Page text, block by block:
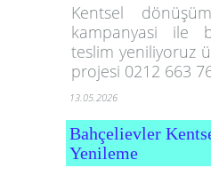
Kentsel
kampanyasi ile
teslim yeniliyoruz
projesi 0212 663
13.05.2026
Bahçelievler
Yenileme